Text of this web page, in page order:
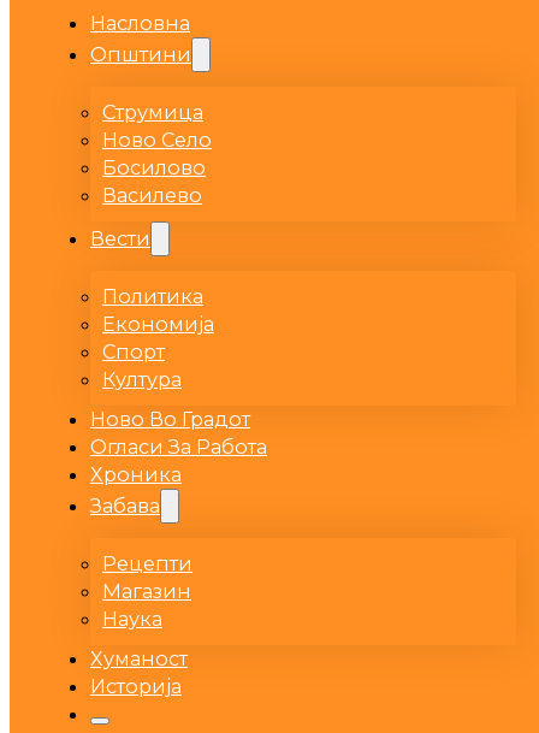
Насловна
Општини
Струмица
Ново Село
Босилово
Василево
Вести
Политика
Економија
Спорт
Култура
Ново Во Градот
Огласи За Работа
Хроника
Забава
Рецепти
Магазин
Наука
Хуманост
Историја